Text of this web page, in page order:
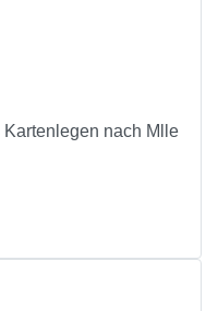
nach Mlle